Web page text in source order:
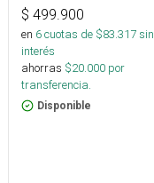
$ 499.900
en 6cuotas de $83.317sin
interés
ahorras $20.000 por
transferencia.
Disponible